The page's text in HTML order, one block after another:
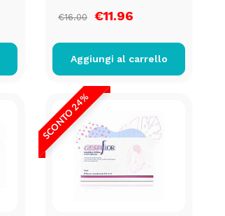
€16.00 €11.96
Aggiungi al carrello
SCONTO 24%